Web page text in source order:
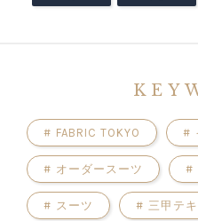
# FABRIC TOKYO #
# オーダースーツ #
# スーツ # 三甲テ